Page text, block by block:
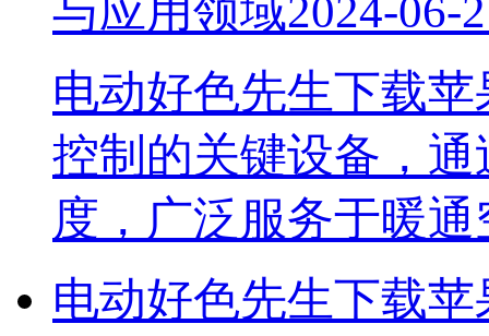
与应用领域2024-06-
电动好色先生下载
控制的关键设备
度，广泛服务于暖
电动好色先生下载苹